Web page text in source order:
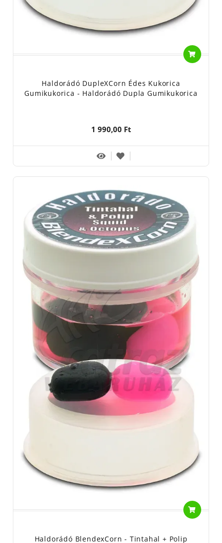
Haldorádó DupleXCorn Édes Kukorica
Gumikukorica - Haldorádó Dupla Gumikukorica
1 990,00 Ft
Haldorádó BlendexCorn - Tintahal + Polip